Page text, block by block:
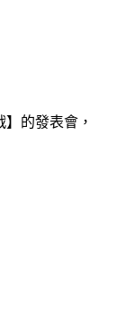
的發表會，